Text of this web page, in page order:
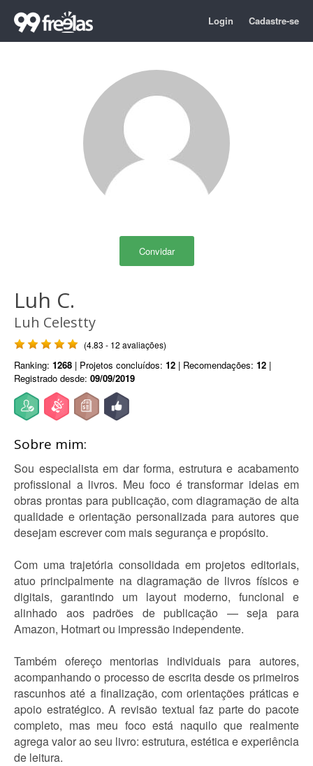
Login Cadastre-se
Convidar
Luh C.
Luh Celestty
(4.83 - 12 avaliações)
Ranking: 1268 | Projetos concluídos: 12 | Recomendações: 12 |
Registrado desde: 09/09/2019
Sobre mim:
Sou especialista em dar forma, estrutura e acabamento
profissional a livros. Meu foco é transformar ideias em
obras prontas para publicação, com diagramação de alta
qualidade e orientação personalizada para autores que
desejam escrever com mais segurança e propósito.
Com uma trajetória consolidada em projetos editoriais,
atuo principalmente na diagramação de livros físicos e
digitais, garantindo um layout moderno, funcional e
alinhado aos padrões de publicação — seja para
Amazon, Hotmart ou impressão independente.
Também ofereço mentorias individuais para autores,
acompanhando o processo de escrita desde os primeiros
rascunhos até a finalização, com orientações práticas e
apoio estratégico. A revisão textual faz parte do pacote
completo, mas meu foco está naquilo que realmente
agrega valor ao seu livro: estrutura, estética e experiência
de leitura.